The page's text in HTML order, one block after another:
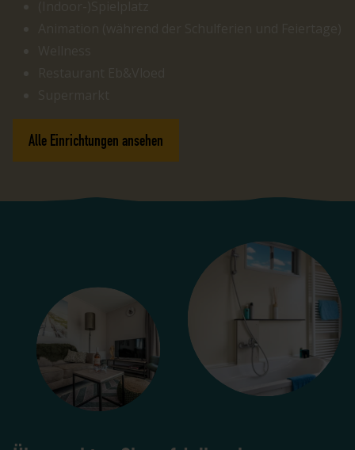
Alle Einrichtungen ansehen